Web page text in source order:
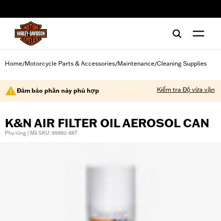
Home/Motorcycle Parts & Accessories/Maintenance/Cleaning Supplies
Đảm bảo phần này phù hợp Kiểm tra Độ vừa vặn
K&N AIR FILTER OIL AEROSOL CAN
Phụ tùng | Mã SKU: 99882-88T